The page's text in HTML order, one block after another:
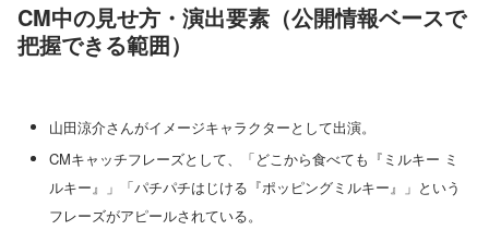
CM中の見せ方・演出要素（公開情報ベースで
把握できる範囲）
山田涼介さんがイメージキャラクターとして出演。
CMキャッチフレーズとして、「どこから食べても『ミルキー ミ
ルキー』」「パチパチはじける『ポッピングミルキー』」という
フレーズがアピールされている。